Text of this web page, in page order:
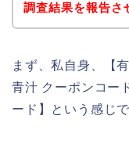
調査結果を報告さ
まず、私自身、【
青汁 クーポンコー
ード】という感じ